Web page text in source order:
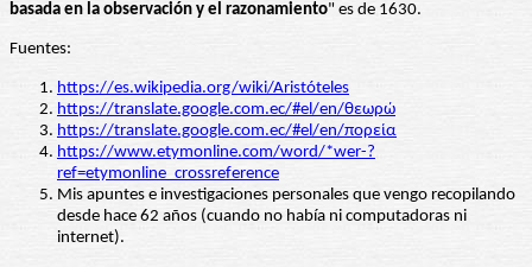
basada en la observación y el razonamiento" es de 1630.
Fuentes:
https://es.wikipedia.org/wiki/Aristóteles
https://translate.google.com.ec/#el/en/θεωρώ
https://translate.google.com.ec/#el/en/πορεία
https://www.etymonline.com/word/*wer-?
ref=etymonline_crossreference
Mis apuntes e investigaciones personales que vengo recopilando
desde hace 62 años (cuando no había ni computadoras ni
internet).